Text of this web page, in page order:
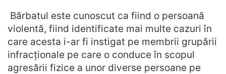
Bărbatul este cunoscut ca fiind o persoană
violentă, fiind identificate mai multe cazuri în
care acesta i-ar fi instigat pe membrii grupării
infracționale pe care o conduce în scopul
agresării fizice a unor diverse persoane pe